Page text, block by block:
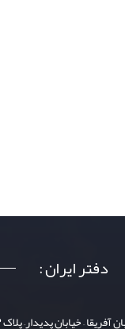
دفتر ایران :
آفریقا – خیابان پدیدار– پلاک ۶۲